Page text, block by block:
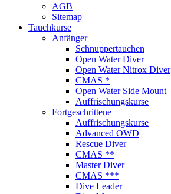
AGB
Sitemap
Tauchkurse
Anfänger
Schnuppertauchen
Open Water Diver
Open Water Nitrox Diver
CMAS *
Open Water Side Mount
Auffrischungskurse
Fortgeschrittene
Auffrischungskurse
Advanced OWD
Rescue Diver
CMAS **
Master Diver
CMAS ***
Dive Leader